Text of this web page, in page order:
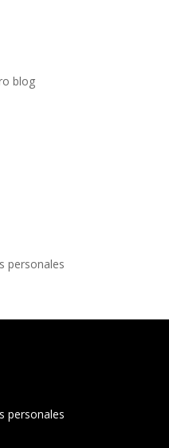
blog
personales
personales